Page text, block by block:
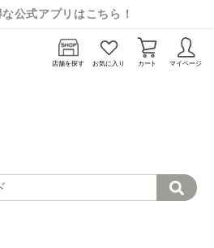
公式アプリはこちら！
店舗を探す お気に入り カート マイページ